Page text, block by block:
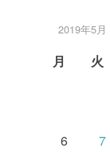
2019年5月
月 火
6 7